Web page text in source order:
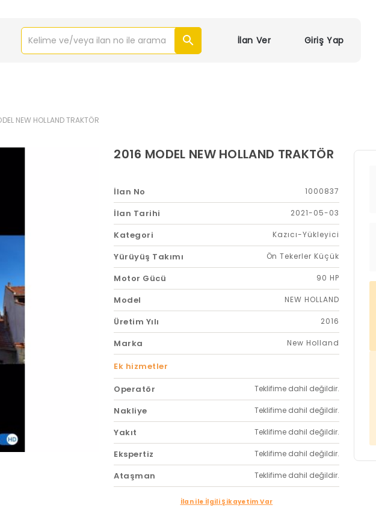
İlan Ver Giriş Yap
NEW HOLLAND TRAKTÖR
2016 MODEL NEW HOLLAND TRAKTÖR
İlan No 1000837
İlan Tarihi 2021-05-03
Kategori Kazıcı-Yükleyici
Yürüyüş Takımı Ön Tekerler Küçük
Motor Gücü 90 HP
Model NEW HOLLAND
Üretim Yılı 2016
Marka New Holland
Ek hizmetler
Operatör
Teklifime dahil değildir.
Nakliye Teklifime dahil değildir.
Yakıt Teklifime dahil değildir.
Ekspertiz Teklifime dahil değildir.
Ataşman Teklifime dahil değildir.
İlan ile İlgili Şikayetim Var